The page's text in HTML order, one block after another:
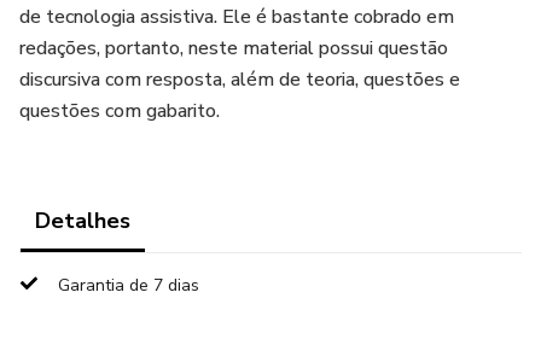
de tecnologia assistiva. Ele é bastante cobrado em
redações, portanto, neste material possui questão
discursiva com resposta, além de teoria, questões e
questões com gabarito.
Detalhes
Garantia de 7 dias